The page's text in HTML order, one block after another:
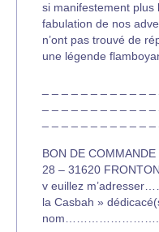
si manifestement plus
fabulation de nos
n’ont pas trouvé de
une légende
BON DE
28 – 31620 FRONTON
v euillez
la Casbah »
nom…………………….